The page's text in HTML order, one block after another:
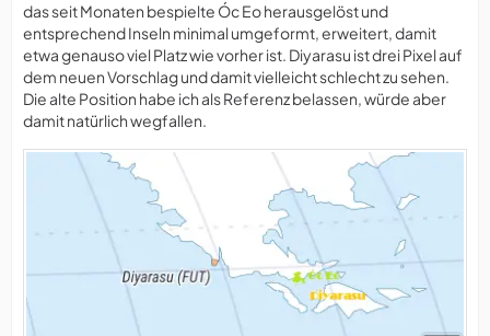
das seit Monaten bespielte Óc Eo herausgelöst und
entsprechend Inseln minimal umgeformt, erweitert, damit
etwa genauso viel Platz wie vorher ist. Diyarasu ist drei Pixel auf
dem neuen Vorschlag und damit vielleicht schlecht zu sehen.
Die alte Position habe ich als Referenz belassen, würde aber
damit natürlich wegfallen.